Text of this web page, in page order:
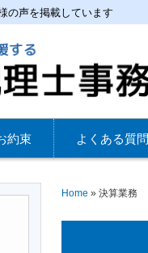
の声を掲載しています
約束 よくある質問
Home » 決算業務